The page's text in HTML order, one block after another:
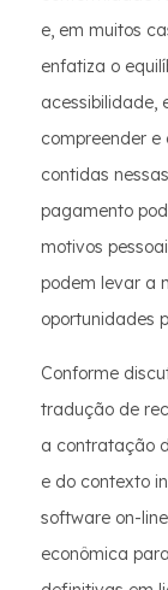
e, em muitos
enfatiza o
acessibilidade,
compreender
contidas
pagamento
motivos
podem levar a
oportunidades
Conforme
tradução de
a contratação
e do contexto
software on-
econômica